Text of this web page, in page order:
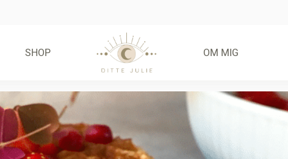
SHOP OM MIG
FRIE FRISTELSER –